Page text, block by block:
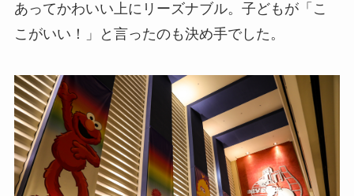
あってかわいい上にリーズナブル。子どもが「こ
こがいい！」と言ったのも決め手でした。